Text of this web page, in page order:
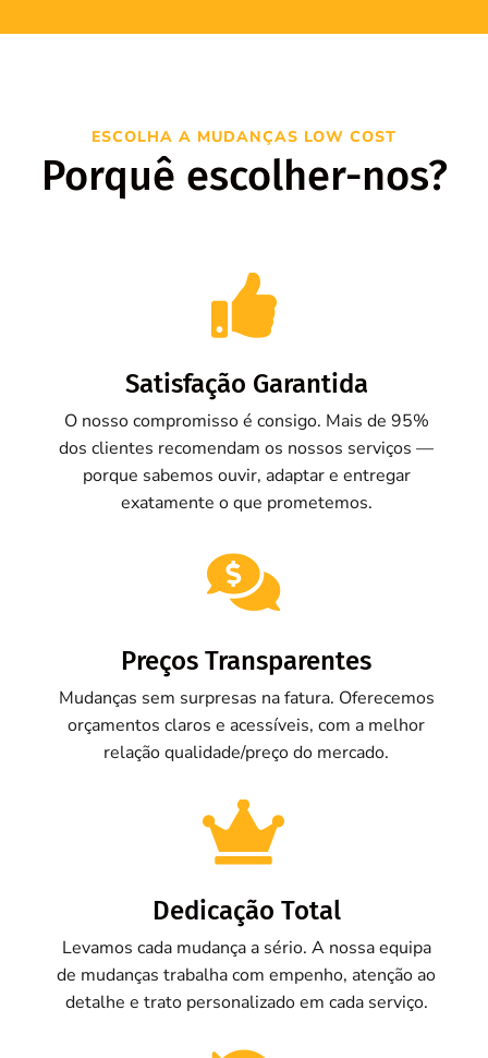
ESCOLHA A MUDANÇAS LOW COST
Porquê escolher-nos?

Satisfação Garantida
O nosso compromisso é consigo. Mais de 95%
dos clientes recomendam os nossos serviços —
porque sabemos ouvir, adaptar e entregar
exatamente o que prometemos.

Preços Transparentes
Mudanças sem surpresas na fatura. Oferecemos
orçamentos claros e acessíveis, com a melhor
relação qualidade/preço do mercado.

Dedicação Total
Levamos cada mudança a sério. A nossa equipa
de mudanças trabalha com empenho, atenção ao
detalhe e trato personalizado em cada serviço.